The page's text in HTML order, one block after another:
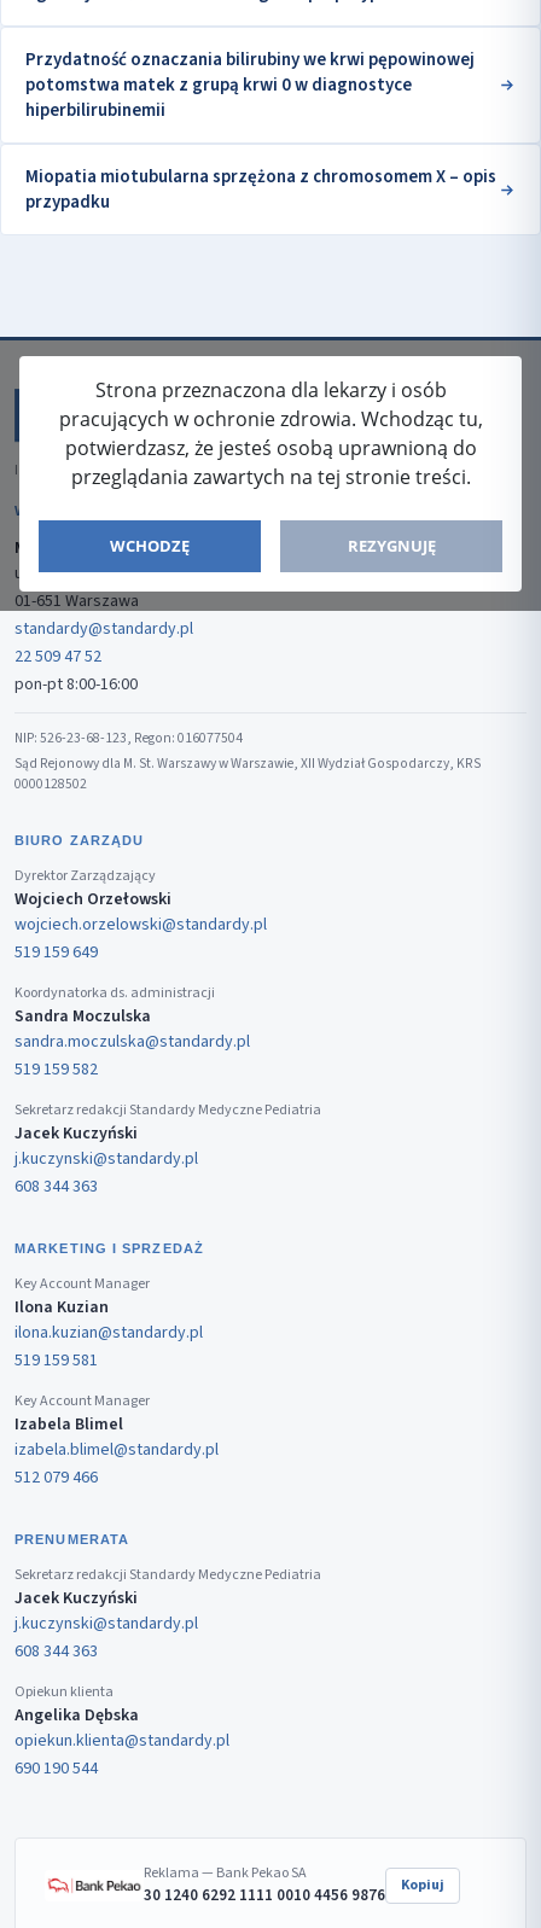
Przydatność oznaczania bilirubiny we krwi pępowinowej
potomstwa matek z grupą krwi 0 w diagnostyce
hiperbilirubinemii
Miopatia miotubularna sprzężona z chromosomem X – opis
przypadku
Strona przeznaczona dla lekarzy i osób
pracujących w ochronie zdrowia. Wchodząc tu,
potwierdzasz, że jesteś osobą uprawnioną do
przeglądania zawartych na tej stronie treści.
WCHODZĘ REZYGNUJĘ
ISSN: 2080-5438
WYDAWCA
Media-Press Sp. z o.o.
ul. Gwiaździsta 7B/8
01-651 Warszawa
standardy@standardy.pl
22 509 47 52
pon-pt 8:00-16:00
NIP: 526-23-68-123, Regon: 016077504
Sąd Rejonowy dla M. St. Warszawy w Warszawie, XII Wydział Gospodarczy, KRS
0000128502
BIURO ZARZĄDU
Dyrektor Zarządzający
Wojciech Orzełowski
wojciech.orzelowski@standardy.pl
519 159 649
Koordynatorka ds. administracji
Sandra Moczulska
sandra.moczulska@standardy.pl
519 159 582
Sekretarz redakcji Standardy Medyczne Pediatria
Jacek Kuczyński
j.kuczynski@standardy.pl
608 344 363
MARKETING I SPRZEDAŻ
Key Account Manager
Ilona Kuzian
ilona.kuzian@standardy.pl
519 159 581
Key Account Manager
Izabela Blimel
izabela.blimel@standardy.pl
512 079 466
PRENUMERATA
Sekretarz redakcji Standardy Medyczne Pediatria
Jacek Kuczyński
j.kuczynski@standardy.pl
608 344 363
Opiekun klienta
Angelika Dębska
opiekun.klienta@standardy.pl
690 190 544
Reklama — Bank Pekao SA
30 1240 6292 1111 0010 4456 9876 Kopiuj